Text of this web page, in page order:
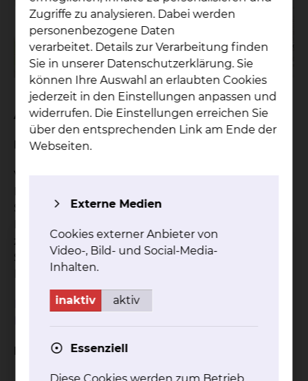
OpenStreetMap
Anfahrt
Mit öffentlichen Verkehrsmitteln
Vom Hauptbahnhof aus können Sie mit den
Salzdahlumer Straße fahren. Von der
zurück, über die Ampel auf die andere
Straßenseite und dann scharf links zum
Haupteingang des Krankenhauses.
Hier kommen Sie zum Verkehrsverbund Region
Mit dem PKW
Zugriffe zu analysieren. Dabei werden
personenbezogene Daten
verarbeitet. Details zur Verarbeitung finden
Sie in unserer Datenschutzerklärung. Sie
können Ihre Auswahl an erlaubten Cookies
jederzeit in den Einstellungen anpassen und
widerrufen. Die Einstellungen erreichen Sie
über den entsprechenden Link am Ende der
Webseiten.
Externe Medien
Cookies externer Anbieter von
Video-, Bild- und Social-Media-
Inhalten.
inaktiv aktiv
Essenziell
Diese Cookies werden zum Betrieb